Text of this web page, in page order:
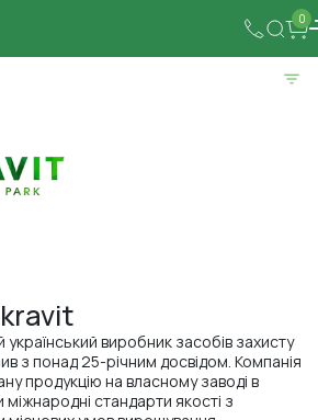
0
виробник засобів захисту
з понад 25-річним досвідом. Компанія
продукцію на власному заводі в
стандарти якості з